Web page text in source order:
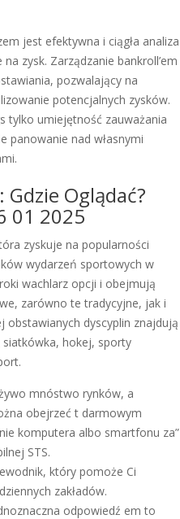
jest efektywna i ciągła analiza
zysk. Zarządzanie bankroll’em
pozwalający na
potencjalnych zysków.
tylko umiejętność zauważania
panowanie nad własnymi
Gdzie Oglądać?
01 2025
zyskuje na popularności
wydarzeń sportowych w
wachlarz opcji i obejmują
zarówno te tradycyjne, jak i
obstawianych dyscyplin znajdują
siatkówka, hokej, sporty
mnóstwo rynków, a
obejrzeć t darmowym
komputera albo smartfonu za”
STS.
który pomoże Ci
zakładów.
odpowiedź em to